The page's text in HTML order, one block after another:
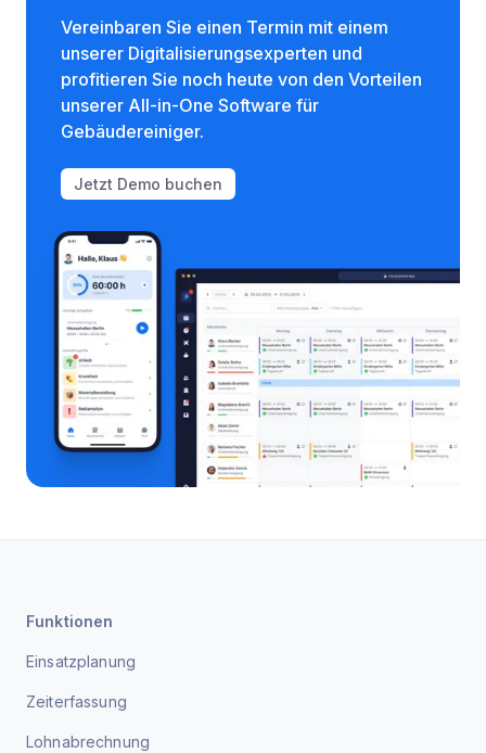
Vereinbaren Sie einen Termin mit einem
unserer Digitalisierungsexperten und
profitieren Sie noch heute von den Vorteilen
unserer All-in-One Software für
Gebäudereiniger.
Jetzt Demo buchen
Funktionen
Einsatzplanung
Zeiterfassung
Lohnabrechnung